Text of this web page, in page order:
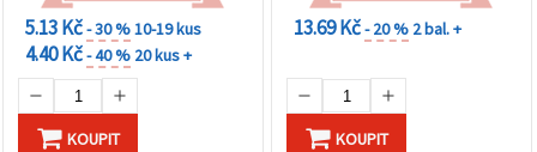
5.13 Kč- 30 %10-19 kus
4.40 Kč- 40 % 20 kus +
KOUPIT
13.69 Kč- 20 % 2 bal. +
KOUPIT